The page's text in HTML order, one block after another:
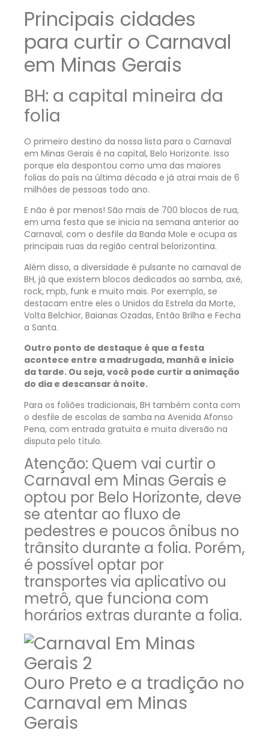
Principais cidades
para curtir o Carnaval
em Minas Gerais
BH: a capital mineira da
folia
O primeiro destino da nossa lista para o Carnaval
em Minas Gerais é na capital, Belo Horizonte. Isso
porque ela despontou como uma das maiores
folias do país na última década e já atrai mais de 6
milhões de pessoas todo ano.
E não é por menos! São mais de 700 blocos de rua,
em uma festa que se inicia na semana anterior ao
Carnaval, com o desfile da Banda Mole e ocupa as
principais ruas da região central belorizontina.
Além disso, a diversidade é pulsante no carnaval de
BH, já que existem blocos dedicados ao samba, axé,
rock, mpb, funk e muito mais. Por exemplo, se
destacam entre eles o Unidos da Estrela da Morte,
Volta Belchior, Baianas Ozadas, Então Brilha e Fecha
a Santa.
Outro ponto de destaque é que a festa
acontece entre a madrugada, manhã e início
da tarde. Ou seja, você pode curtir a animação
do dia e descansar à noite.
Para os foliões tradicionais, BH também conta com
o desfile de escolas de samba na Avenida Afonso
Pena, com entrada gratuita e muita diversão na
disputa pelo título.
Atenção: Quem vai curtir o
Carnaval em Minas Gerais e
optou por Belo Horizonte, deve
se atentar ao fluxo de
pedestres e poucos ônibus no
trânsito durante a folia. Porém,
é possível optar por
transportes via aplicativo ou
metrô, que funciona com
horários extras durante a folia.
Ouro Preto e a tradição no
Carnaval em Minas
Gerais